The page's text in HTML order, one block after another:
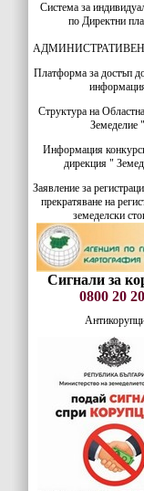
Система за
по Директни
Платформа за достъп
Структура на
Земеделие "
Информация
дирекция "
Заявление за
прекратяване на
земеделски
Сигнали за
0800 20